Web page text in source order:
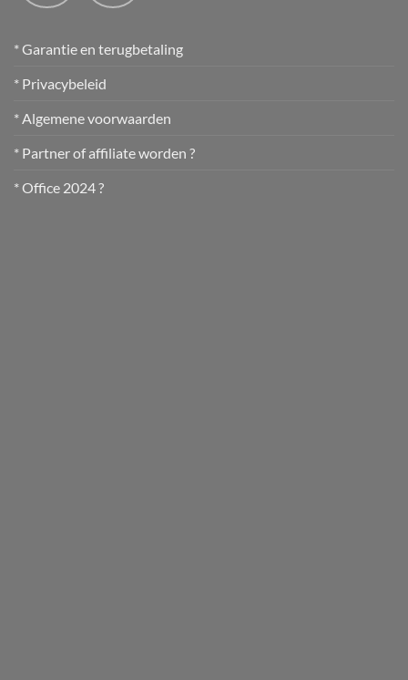
* Garantie en terugbetaling
* Privacybeleid
* Algemene voorwaarden
* Partner of affiliate worden ?
* Office 2024 ?